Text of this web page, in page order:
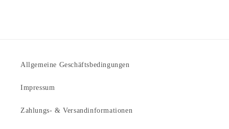
Allgemeine Geschäftsbedingungen
Impressum
Zahlungs- & Versandinformationen